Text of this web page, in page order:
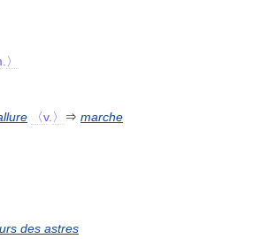
〉
〈v. 〉 ⇒ marche
des astres